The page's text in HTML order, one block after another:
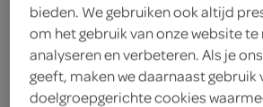
Lokaal
Lokaal
bieden. We gebruiken ook altijd
om het gebruik van onze website te
analyseren en verbeteren. Als je
geeft, maken we daarnaast gebruik
doelgroepgerichte cookies